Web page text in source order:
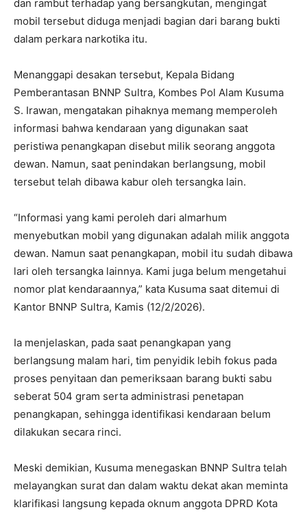
dan rambut terhadap yang bersangkutan, mengingat
mobil tersebut diduga menjadi bagian dari barang bukti
dalam perkara narkotika itu.
Menanggapi desakan tersebut, Kepala Bidang
Pemberantasan BNNP Sultra, Kombes Pol Alam Kusuma
S. Irawan, mengatakan pihaknya memang memperoleh
informasi bahwa kendaraan yang digunakan saat
peristiwa penangkapan disebut milik seorang anggota
dewan. Namun, saat penindakan berlangsung, mobil
tersebut telah dibawa kabur oleh tersangka lain.
“Informasi yang kami peroleh dari almarhum
menyebutkan mobil yang digunakan adalah milik anggota
dewan. Namun saat penangkapan, mobil itu sudah dibawa
lari oleh tersangka lainnya. Kami juga belum mengetahui
nomor plat kendaraannya,” kata Kusuma saat ditemui di
Kantor BNNP Sultra, Kamis (12/2/2026).
Ia menjelaskan, pada saat penangkapan yang
berlangsung malam hari, tim penyidik lebih fokus pada
proses penyitaan dan pemeriksaan barang bukti sabu
seberat 504 gram serta administrasi penetapan
penangkapan, sehingga identifikasi kendaraan belum
dilakukan secara rinci.
Meski demikian, Kusuma menegaskan BNNP Sultra telah
melayangkan surat dan dalam waktu dekat akan meminta
klarifikasi langsung kepada oknum anggota DPRD Kota